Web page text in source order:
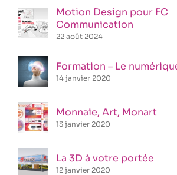
Motion Design pour FC
Communication
22 août 2024
Formation – Le
14 janvier 2020
Monnaie, Art, Monart
13 janvier 2020
La 3D à votre portée
12 janvier 2020